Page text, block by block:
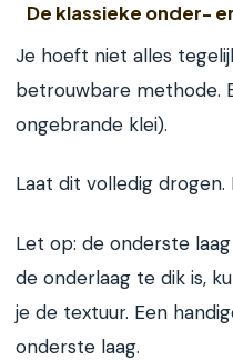
De klassieke onder-
Je hoeft niet alles
betrouwbare methode.
ongebrande klei).
Laat dit volledig
Let op: de onderste
de onderlaag te dik is,
je de textuur. Een
onderste laag.